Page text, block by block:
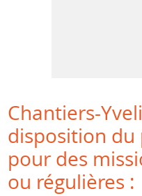
Chantiers-
disposition
pour des
ou régulières :